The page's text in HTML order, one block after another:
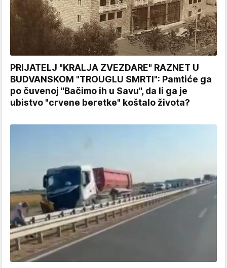
PRIJATELJ "KRALJA ZVEZDARE" RAZNET U
BUDVANSKOM "TROUGLU SMRTI": Pamtiće ga
po čuvenoj "Bačimo ih u Savu", da li ga je
ubistvo "crvene beretke" koštalo života?